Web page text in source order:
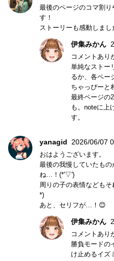
最後のページのコマ割
す！
ストーリーも感動しま
伊集みかん
コメントあり
単純なストー
るか、各ペー
ちゃっぴーと
最終ページの
も。noteに上
す。
yanagid 2026/06/07
おはようございます。
最後の我慢していたも
ね…！(*'▽')
周りの子の表情などもそ
*)
あと、セリフが…！😊
伊集みかん
コメントあり
勝負モードの
け止めるイズ